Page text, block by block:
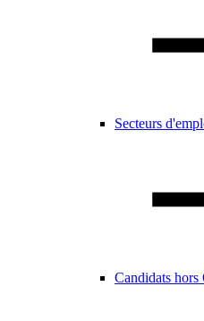
Secteurs
Candidats hors